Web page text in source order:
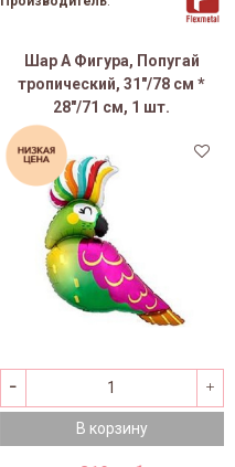
Шар А Фигура, Попугай
тропический, 31"/78 см *
28"/71 см, 1 шт.
В корзину